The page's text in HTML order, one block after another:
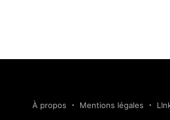
À propos Mentions légales